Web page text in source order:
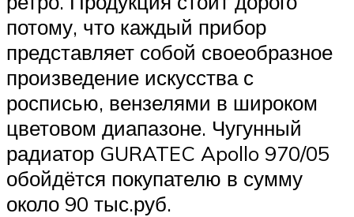
потому, что каждый прибор
представляет собой своеобразное
произведение искусства с
росписью, вензелями в широком
цветовом диапазоне. Чугунный
радиатор GURATEC Apollo 970/05
обойдётся покупателю в сумму
около 90 тыс.руб.